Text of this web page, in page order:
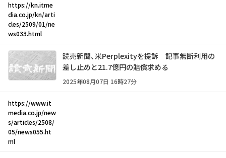
https://kn.itme
dia.co.jp/kn/arti
cles/2509/01/ne
ws033.html
読売新聞、米Perplexityを提訴 記事無断利用の
差し止めと21.7億円の賠償求める
2025年08月07日 16時27分
https://www.it
media.co.jp/new
s/articles/2508/
05/news055.ht
ml